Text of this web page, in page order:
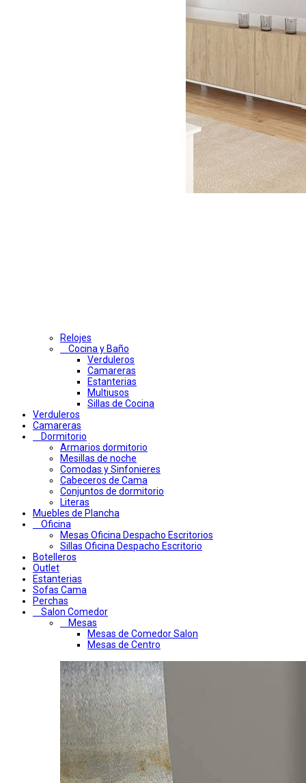
Relojes
Cocina y Baño
Verduleros
Camareras
Estanterias
Multiusos
Sillas de Cocina
Verduleros
Camareras
Dormitorio
Armarios dormitorio
Mesillas de noche
Comodas y Sinfonieres
Cabeceros de Cama
Conjuntos de dormitorio
Literas
Muebles de Plancha
Oficina
Mesas Oficina Despacho Escritorios
Sillas Oficina Despacho Escritorio
Botelleros
Outlet
Estanterias
Sofas Cama
Perchas
Salon Comedor
Mesas
Mesas de Comedor Salon
Mesas de Centro